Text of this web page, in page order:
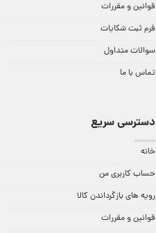
قوانین و مقررات
فرم ثبت شکایات
سوالات متداول
تماس با ما
دسترسی سریع
خانه
حساب کاربری من
رویه های بازگرداندن کالا
قوانین و مقررات